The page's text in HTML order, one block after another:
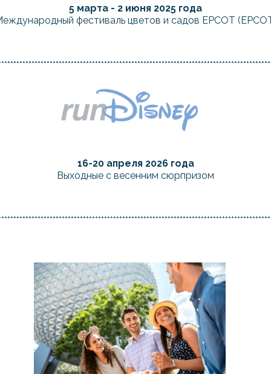
5 марта - 2 июня 2025 года
фестиваль цветов и садов EPCOT
16-20 апреля 2026 года
Выходные с весенним сюрпризом